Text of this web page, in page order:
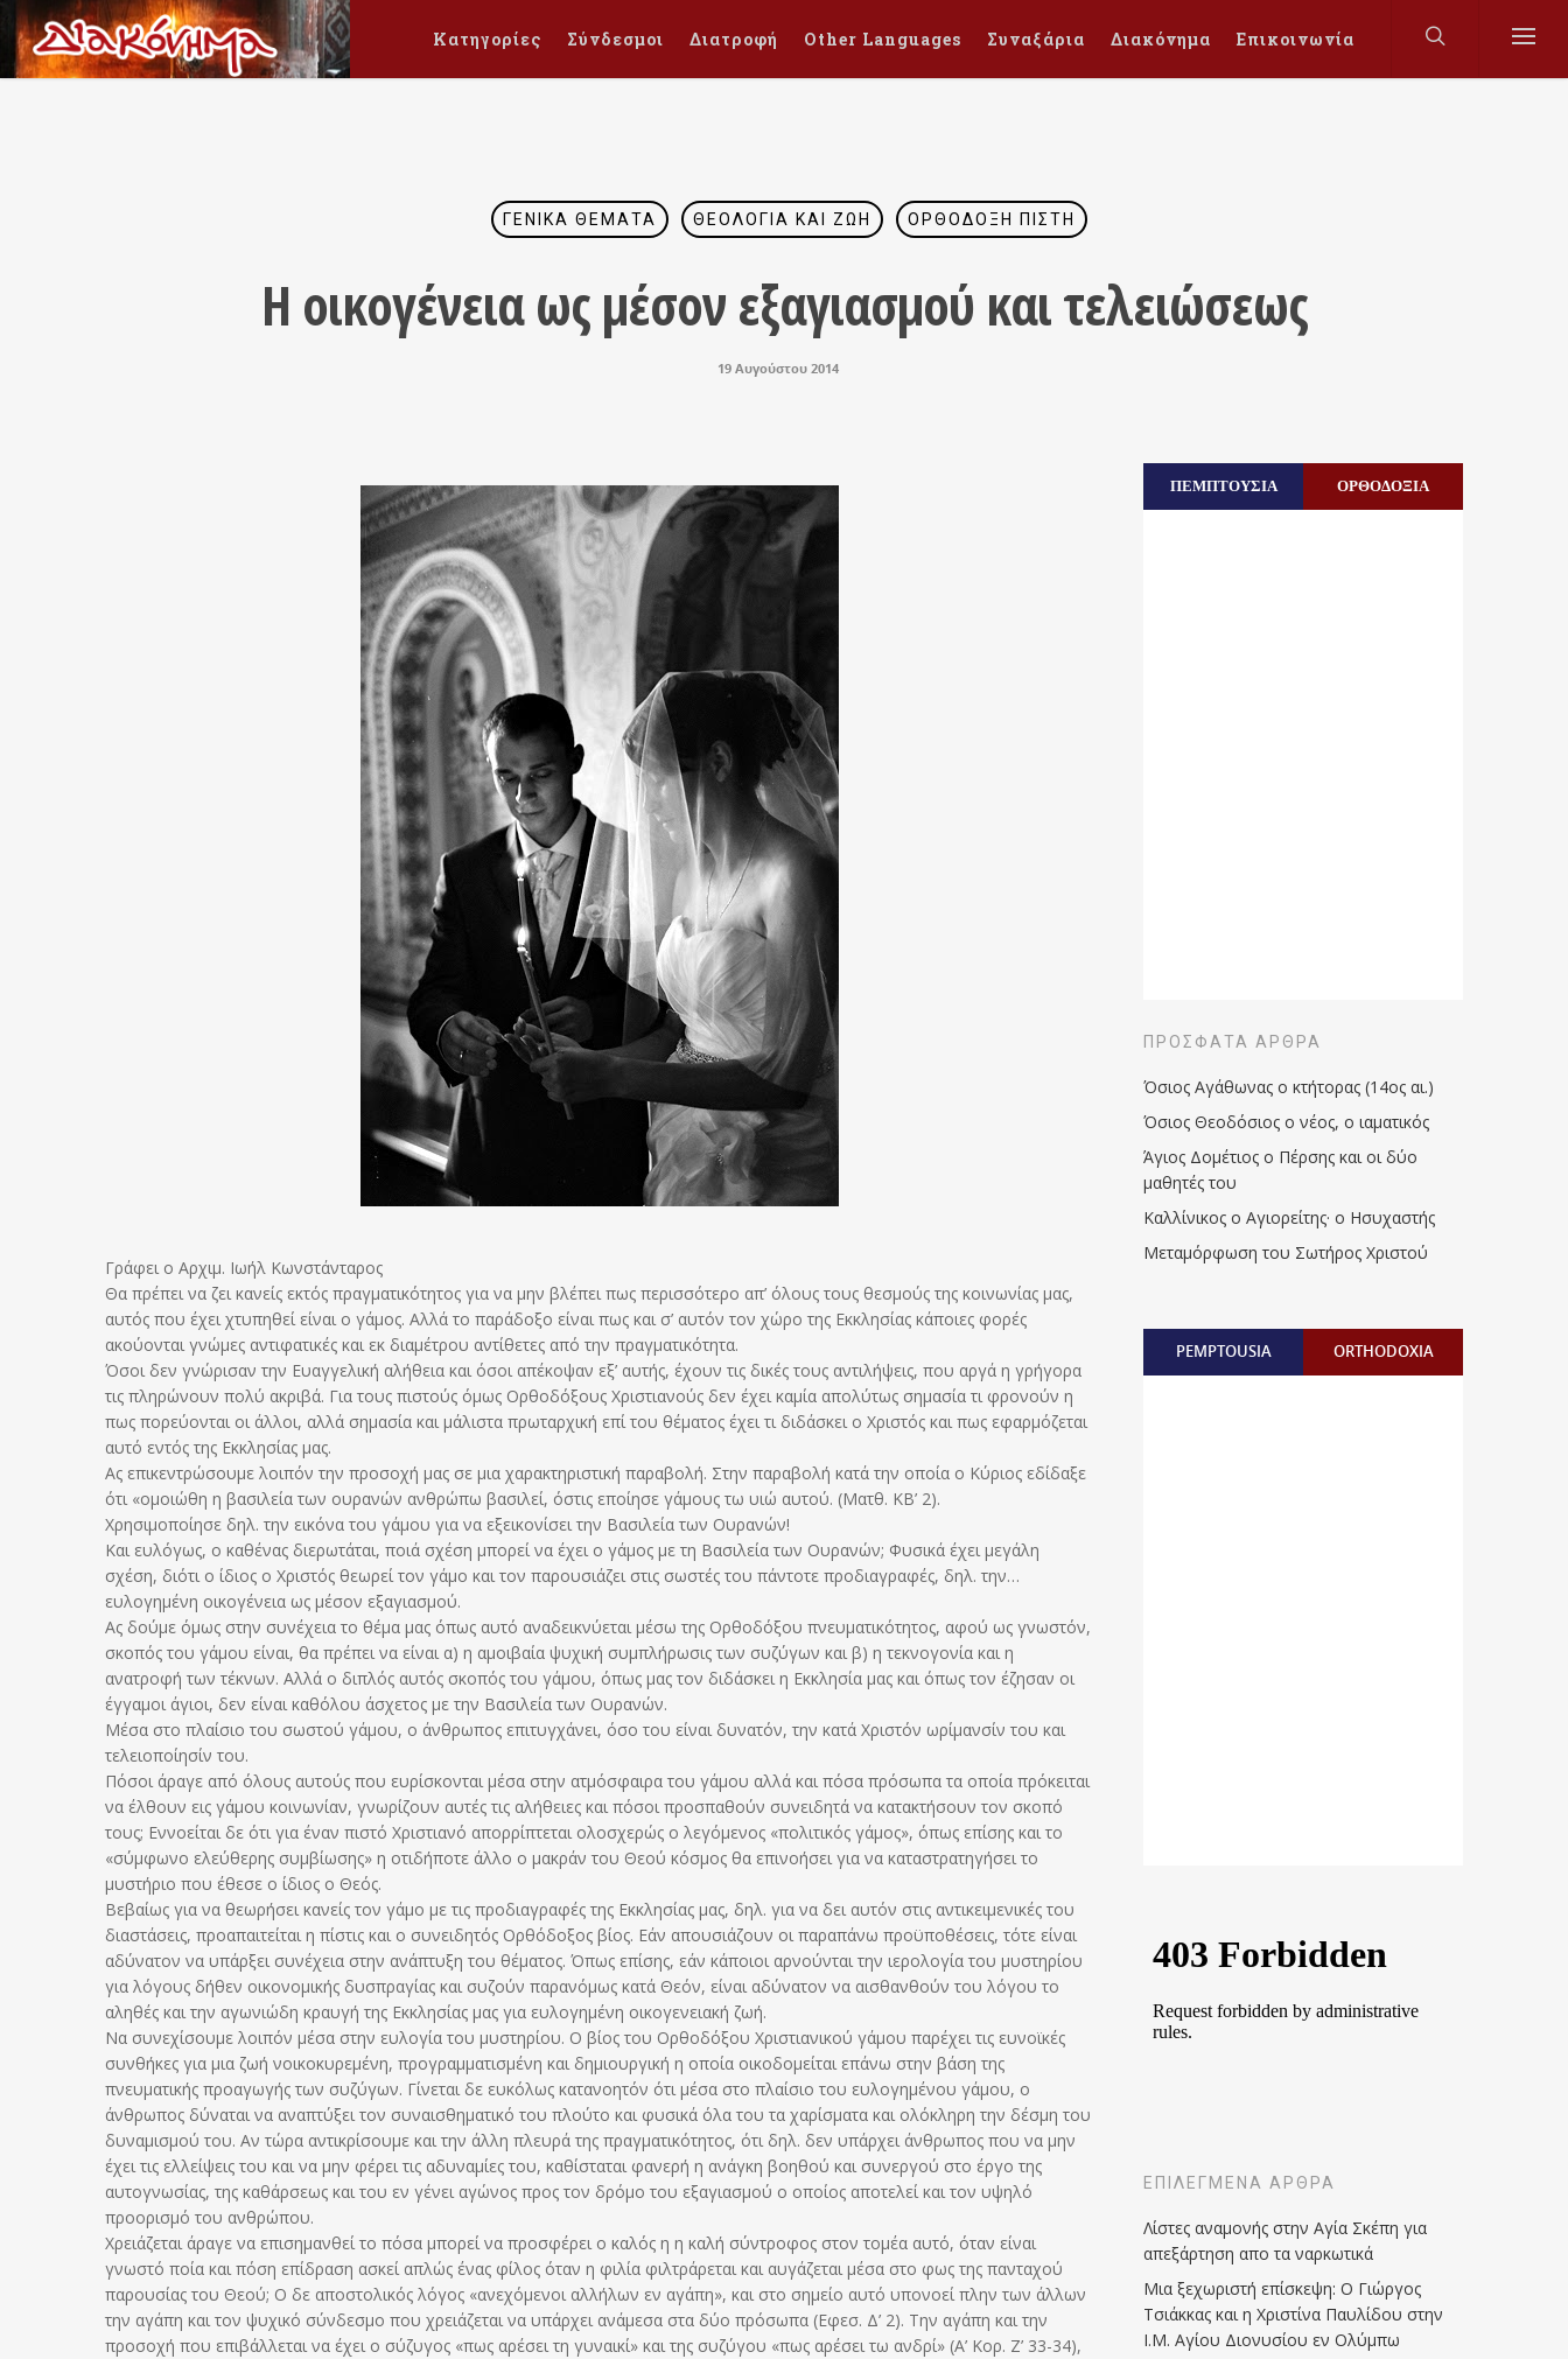
Κατηγορίες Σύνδεσμοι Διατροφή Other Languages Συναξάρια Διακόνημα Επικοινωνία
ΓΕΝΙΚΆ ΘΈΜΑΤΑ ΘΕΟΛΟΓΊΑ ΚΑΙ ΖΩΉ ΟΡΘΌΔΟΞΗ ΠΊΣΤΗ
Η οικογένεια ως μέσον εξαγιασμού και τελειώσεως
19 Αυγούστου 2014
Γράφει ο Αρχιμ. Ιωήλ Κωνστάνταρος
Θα πρέπει να ζει κανείς εκτός πραγματικότητος για να μην βλέπει πως περισσότερο απ’ όλους τους θεσμούς της κοινωνίας μας,
αυτός που έχει χτυπηθεί είναι ο γάμος. Αλλά το παράδοξο είναι πως και σ’ αυτόν τον χώρο της Εκκλησίας κάποιες φορές
ακούονται γνώμες αντιφατικές και εκ διαμέτρου αντίθετες από την πραγματικότητα.
Όσοι δεν γνώρισαν την Ευαγγελική αλήθεια και όσοι απέκοψαν εξ’ αυτής, έχουν τις δικές τους αντιλήψεις, που αργά η γρήγορα
τις πληρώνουν πολύ ακριβά. Για τους πιστούς όμως Ορθοδόξους Χριστιανούς δεν έχει καμία απολύτως σημασία τι φρονούν η
πως πορεύονται οι άλλοι, αλλά σημασία και μάλιστα πρωταρχική επί του θέματος έχει τι διδάσκει ο Χριστός και πως εφαρμόζεται
αυτό εντός της Εκκλησίας μας.
Ας επικεντρώσουμε λοιπόν την προσοχή μας σε μια χαρακτηριστική παραβολή. Στην παραβολή κατά την οποία ο Κύριος εδίδαξε
ότι «ομοιώθη η βασιλεία των ουρανών ανθρώπω βασιλεί, όστις εποίησε γάμους τω υιώ αυτού. (Ματθ. ΚΒ’ 2).
Χρησιμοποίησε δηλ. την εικόνα του γάμου για να εξεικονίσει την Βασιλεία των Ουρανών!
Και ευλόγως, ο καθένας διερωτάται, ποιά σχέση μπορεί να έχει ο γάμος με τη Βασιλεία των Ουρανών; Φυσικά έχει μεγάλη
σχέση, διότι ο ίδιος ο Χριστός θεωρεί τον γάμο και τον παρουσιάζει στις σωστές του πάντοτε προδιαγραφές, δηλ. την…
ευλογημένη οικογένεια ως μέσον εξαγιασμού.
Ας δούμε όμως στην συνέχεια το θέμα μας όπως αυτό αναδεικνύεται μέσω της Ορθοδόξου πνευματικότητος, αφού ως γνωστόν,
σκοπός του γάμου είναι, θα πρέπει να είναι α) η αμοιβαία ψυχική συμπλήρωσις των συζύγων και β) η τεκνογονία και η
ανατροφή των τέκνων. Αλλά ο διπλός αυτός σκοπός του γάμου, όπως μας τον διδάσκει η Εκκλησία μας και όπως τον έζησαν οι
έγγαμοι άγιοι, δεν είναι καθόλου άσχετος με την Βασιλεία των Ουρανών.
Μέσα στο πλαίσιο του σωστού γάμου, ο άνθρωπος επιτυγχάνει, όσο του είναι δυνατόν, την κατά Χριστόν ωρίμανσίν του και
τελειοποίησίν του.
Πόσοι άραγε από όλους αυτούς που ευρίσκονται μέσα στην ατμόσφαιρα του γάμου αλλά και πόσα πρόσωπα τα οποία πρόκειται
να έλθουν εις γάμου κοινωνίαν, γνωρίζουν αυτές τις αλήθειες και πόσοι προσπαθούν συνειδητά να κατακτήσουν τον σκοπό
τους; Εννοείται δε ότι για έναν πιστό Χριστιανό απορρίπτεται ολοσχερώς ο λεγόμενος «πολιτικός γάμος», όπως επίσης και το
«σύμφωνο ελεύθερης συμβίωσης» η οτιδήποτε άλλο ο μακράν του Θεού κόσμος θα επινοήσει για να καταστρατηγήσει το
μυστήριο που έθεσε ο ίδιος ο Θεός.
Βεβαίως για να θεωρήσει κανείς τον γάμο με τις προδιαγραφές της Εκκλησίας μας, δηλ. για να δει αυτόν στις αντικειμενικές του
διαστάσεις, προαπαιτείται η πίστις και ο συνειδητός Ορθόδοξος βίος. Εάν απουσιάζουν οι παραπάνω προϋποθέσεις, τότε είναι
αδύνατον να υπάρξει συνέχεια στην ανάπτυξη του θέματος. Όπως επίσης, εάν κάποιοι αρνούνται την ιερολογία του μυστηρίου
για λόγους δήθεν οικονομικής δυσπραγίας και συζούν παρανόμως κατά Θεόν, είναι αδύνατον να αισθανθούν του λόγου το
αληθές και την αγωνιώδη κραυγή της Εκκλησίας μας για ευλογημένη οικογενειακή ζωή.
Να συνεχίσουμε λοιπόν μέσα στην ευλογία του μυστηρίου. Ο βίος του Ορθοδόξου Χριστιανικού γάμου παρέχει τις ευνοϊκές
συνθήκες για μια ζωή νοικοκυρεμένη, προγραμματισμένη και δημιουργική η οποία οικοδομείται επάνω στην βάση της
πνευματικής προαγωγής των συζύγων. Γίνεται δε ευκόλως κατανοητόν ότι μέσα στο πλαίσιο του ευλογημένου γάμου, ο
άνθρωπος δύναται να αναπτύξει τον συναισθηματικό του πλούτο και φυσικά όλα του τα χαρίσματα και ολόκληρη την δέσμη του
δυναμισμού του. Αν τώρα αντικρίσουμε και την άλλη πλευρά της πραγματικότητος, ότι δηλ. δεν υπάρχει άνθρωπος που να μην
έχει τις ελλείψεις του και να μην φέρει τις αδυναμίες του, καθίσταται φανερή η ανάγκη βοηθού και συνεργού στο έργο της
αυτογνωσίας, της καθάρσεως και του εν γένει αγώνος προς τον δρόμο του εξαγιασμού ο οποίος αποτελεί και τον υψηλό
προορισμό του ανθρώπου.
Χρειάζεται άραγε να επισημανθεί το πόσα μπορεί να προσφέρει ο καλός η η καλή σύντροφος στον τομέα αυτό, όταν είναι
γνωστό ποία και πόση επίδραση ασκεί απλώς ένας φίλος όταν η φιλία φιλτράρεται και αυγάζεται μέσα στο φως της πανταχού
παρουσίας του Θεού; Ο δε αποστολικός λόγος «ανεχόμενοι αλλήλων εν αγάπη», και στο σημείο αυτό υπονοεί πλην των άλλων
την αγάπη και τον ψυχικό σύνδεσμο που χρειάζεται να υπάρχει ανάμεσα στα δύο πρόσωπα (Εφεσ. Δ’ 2). Την αγάπη και την
προσοχή που επιβάλλεται να έχει ο σύζυγος «πως αρέσει τη γυναικί» και της συζύγου «πως αρέσει τω ανδρί» (Α’ Κορ. Ζ’ 33-34),
ΠΕΜΠΤΟΥΣΙΑ ΟΡΘΟΔΟΞΙΑ
ΠΡΌΣΦΑΤΑ ΆΡΘΡΑ
Όσιος Αγάθωνας ο κτήτορας (14ος αι.)
Όσιος Θεοδόσιος ο νέος, ο ιαματικός
Άγιος Δομέτιος ο Πέρσης και οι δύο
μαθητές του
Καλλίνικος ο Αγιορείτης · ο Ησυχαστής
Μεταμόρφωση του Σωτήρος Χριστού
PEMPTOUSIA ORTHODOXIA
ΕΠΙΛΕΓΜΈΝΑ ΆΡΘΡΑ
Λίστες αναμονής στην Αγία Σκέπη για
απεξάρτηση απο τα ναρκωτικά
Μια ξεχωριστή επίσκεψη: Ο Γιώργος
Τσιάκκας και η Χριστίνα Παυλίδου στην
Ι.Μ. Αγίου Διονυσίου εν Ολύμπω